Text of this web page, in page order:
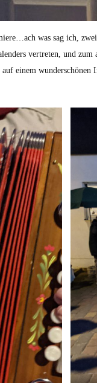
was sag ich,
vertreten, und
auf einem